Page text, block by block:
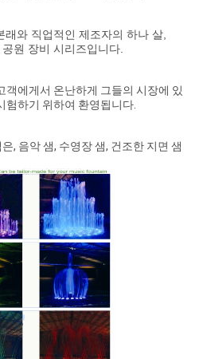
래와 직업적인 제조자의 하나 살,
원 장비 시리즈입니다.
객에게서 온난하게 그들의 시장에 있
험하기 위하여 환영됩니다.
, 음악 샘, 수영장 샘, 건조한 지면 샘